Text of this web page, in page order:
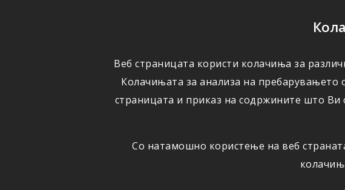
Веб страницата користи колачиња за
Колачињата за анализа на пребарувањето
страницата и приказ на содржините што
Со натамошно користење на веб
ОСИГУРУВАЊЕ ШТЕТИ